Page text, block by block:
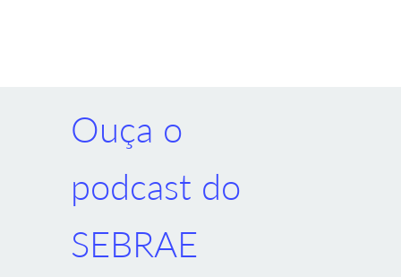
Ouça o
podcast do
SEBRAE